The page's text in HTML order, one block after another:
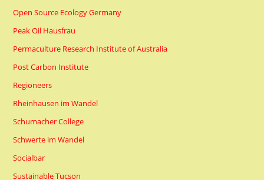
Open Source Ecology Germany
Peak Oil Hausfrau
Permaculture Research Institute of Australia
Post Carbon Institute
Regioneers
Rheinhausen im Wandel
Schumacher College
Schwerte im Wandel
Socialbar
Sustainable Tucson